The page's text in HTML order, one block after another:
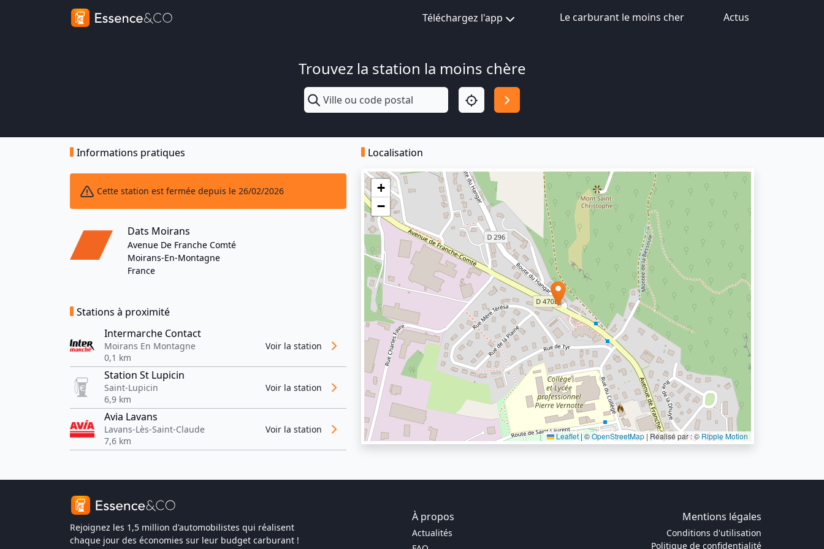
Téléchargez l'app Le carburant le moins cher Actus
Trouvez la station la moins chère
Informations pratiques
Cette station est fermée depuis le 26/02/2026
Dats Moirans
Avenue De Franche Comté
Moirans-En-Montagne
France
Stations à proximité
Intermarche Contact
Moirans En Montagne
0,1 km
Voir la station
Station St Lupicin
Saint-Lupicin
6,9 km
Voir la station
Avia Lavans
Lavans-Lès-Saint-Claude
7,6 km
Voir la station
Localisation
+
−
Leaflet | ©OpenStreetMap | Réalisé par : © Ripple Motion
Rejoignez les 1,5 million d'automobilistes qui réalisent
chaque jour des économies sur leur budget carburant !
À propos Mentions légales
Actualités
Conditions d'utilisation
Politique de confidentialité